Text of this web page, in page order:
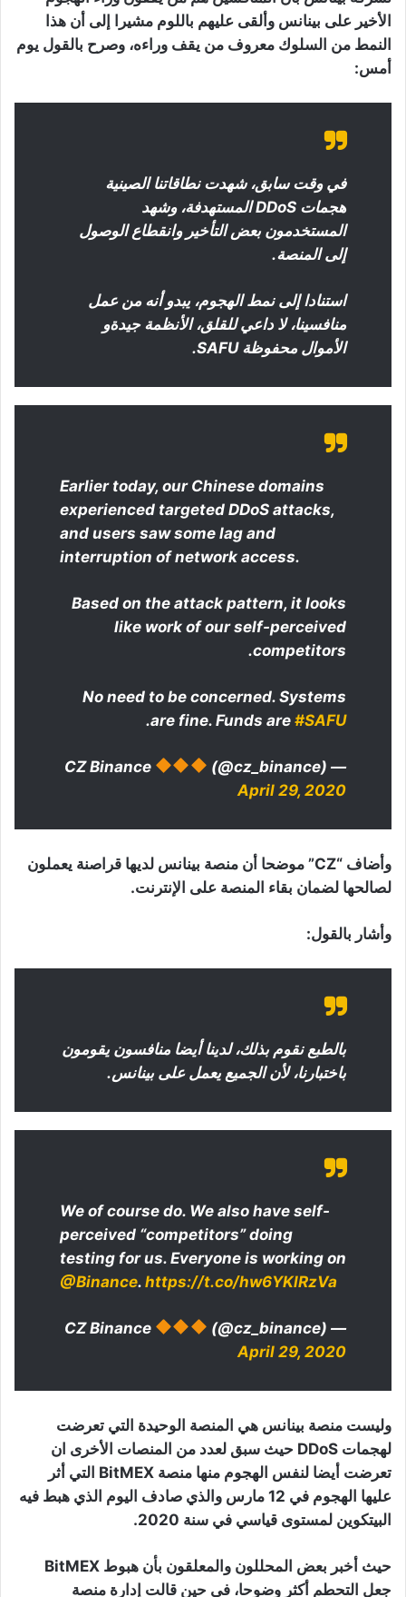
الأخير على بينانس وألقى عليهم باللوم مشيرا إلى أن هذا
النمط من السلوك معروف من يقف وراءه، وصرح بالقول يوم
أمس:
في وقت سابق، شهدت نطاقاتنا الصينية
هجمات DDoS المستهدفة، وشهد
المستخدمون بعض التأخير وانقطاع الوصول
إلى المنصة.
استنادا إلى نمط الهجوم، يبدو أنه من عمل
منافسينا، لا داعي للقلق، الأنظمة جيدةو
الأموال محفوظة SAFU.
Earlier today, our Chinese domains
experienced targeted DDoS attacks,
and users saw some lag and
interruption of network access.
Based on the attack pattern, it looks
like work of our self-perceived
competitors.
No need to be concerned. Systems
are fine. Funds are #SAFU
.
— CZ Binance
(@cz_binance)
April 29, 2020
وأضاف “CZ” موضحا أن منصة بينانس لديها قراصنة يعملون
لصالحها لضمان بقاء المنصة على الإنترنت.
وأشار بالقول:
بالطبع نقوم بذلك، لدينا أيضا منافسون يقومون
باختبارنا، لأن الجميع يعمل على بينانس.
We of course do. We also have self-
perceived “competitors” doing
testing for us. Everyone is working on
@Binance. https://t.co/hw6YKlRzVa
— CZ Binance
(@cz_binance)
April 29, 2020
وليست منصة بينانس هي المنصة الوحيدة التي تعرضت
لهجمات DDoS حيث سبق لعدد من المنصات الأخرى ان
تعرضت أيضا لنفس الهجوم منها منصة BitMEX التي أثر
عليها الهجوم في 12 مارس والذي صادف اليوم الذي هبط فيه
البيتكوين لمستوى قياسي في سنة 2020.
حيث أخبر بعض المحللون والمعلقون بأن هبوط BitMEX
جعل التحطم أكثر وضوحا، في حين قالت إدارة منصة